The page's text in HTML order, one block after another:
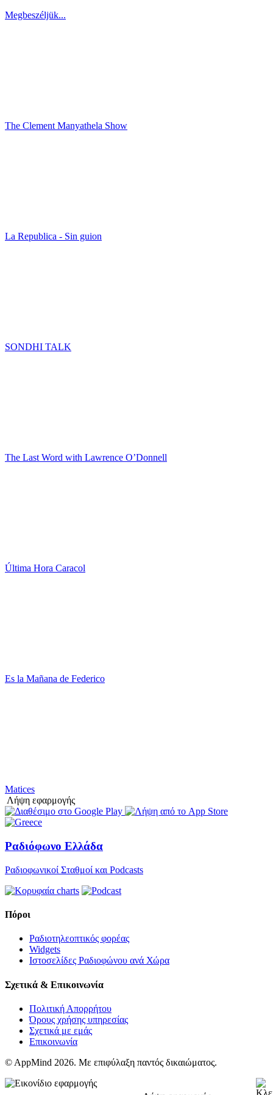
Megbeszéljük...
The Clement Manyathela Show
La Republica - Sin guion
SONDHI TALK
The Last Word with Lawrence O’Donnell
Última Hora Caracol
Es la Mañana de Federico
Matices
Λήψη εφαρμογής
Ραδιόφωνο Ελλάδα
Ραδιοφωνικοί Σταθμοί και Podcasts
Πόροι
Ραδιοτηλεοπτικός φορέας
Widgets
Ιστοσελίδες Ραδιοφώνου ανά Χώρα
Σχετικά & Επικοινωνία
Πολιτική Απορρήτου
Όρους χρήσης υπηρεσίας
Σχετικά με εμάς
Επικοινωνία
© AppMind 2026. Με επιφύλαξη παντός δικαιώματος.